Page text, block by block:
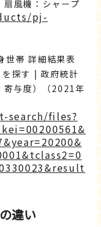
風機：シャープ
pj-
帯 詳細結果表
探す | 政府統計
寄与度）（2021年
search/files?
違い